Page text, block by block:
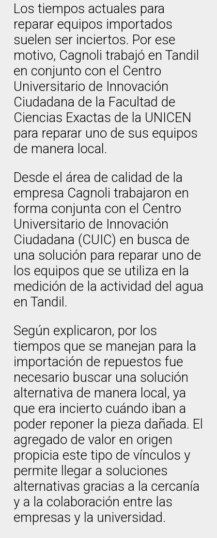
Los tiempos actuales para
reparar equipos importados
suelen ser inciertos. Por ese
motivo, Cagnoli trabajó en Tandil
en conjunto con el Centro
Universitario de Innovación
Ciudadana de la Facultad de
Ciencias Exactas de la UNICEN
para reparar uno de sus equipos
de manera local.
Desde el área de calidad de la
empresa Cagnoli trabajaron en
forma conjunta con el Centro
Universitario de Innovación
Ciudadana (CUIC) en busca de
una solución para reparar uno de
los equipos que se utiliza en la
medición de la actividad del agua
en Tandil.
Según explicaron, por los
tiempos que se manejan para la
importación de repuestos fue
necesario buscar una solución
alternativa de manera local, ya
que era incierto cuándo iban a
poder reponer la pieza dañada. El
agregado de valor en origen
propicia este tipo de vínculos y
permite llegar a soluciones
alternativas gracias a la cercanía
y a la colaboración entre las
empresas y la universidad.